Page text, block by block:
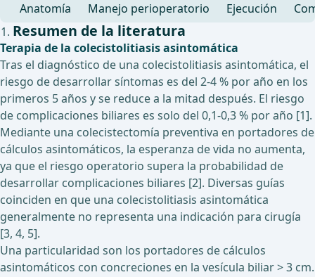
🇧🇷
Anatomía Manejo perioperatorio Ejecución
Resumen de la literatura
Terapia de la colecistolitiasis asintomática
Tras el diagnóstico de una colecistolitiasis asintomática, el
riesgo de desarrollar síntomas es del 2-4 % por año en los
primeros 5 años y se reduce a la mitad después. El riesgo
de complicaciones biliares es solo del 0,1-0,3 % por año [1].
Mediante una colecistectomía preventiva en portadores de
cálculos asintomáticos, la esperanza de vida no aumenta,
ya que el riesgo operatorio supera la probabilidad de
desarrollar complicaciones biliares [2]. Diversas guías
coinciden en que una colecistolitiasis asintomática
generalmente no representa una indicación para cirugía
[3, 4, 5].
Una particularidad son los portadores de cálculos
asintomáticos con concreciones en la vesícula biliar > 3 cm.